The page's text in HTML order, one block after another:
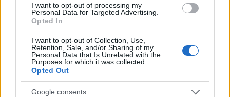
I want to opt-out of processing my
Personal Data for Targeted Advertising.
Opted In
I want to opt-out of Collection, Use,
Retention, Sale, and/or Sharing of my
Personal Data that Is Unrelated with the
Purposes for which it was collected.
Opted Out
Google consents
È morto Francesco Guccini
Il cantautore si è spento a 86 anni
Redazione
6 Agosto 2026, 11:19